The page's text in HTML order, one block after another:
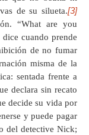
de su silueta.[3]
“What are you
cuando prende
de no fumar
misma de la
sentada frente a
declara sin recato
decide su vida por
y puede pagar
del detective Nick;